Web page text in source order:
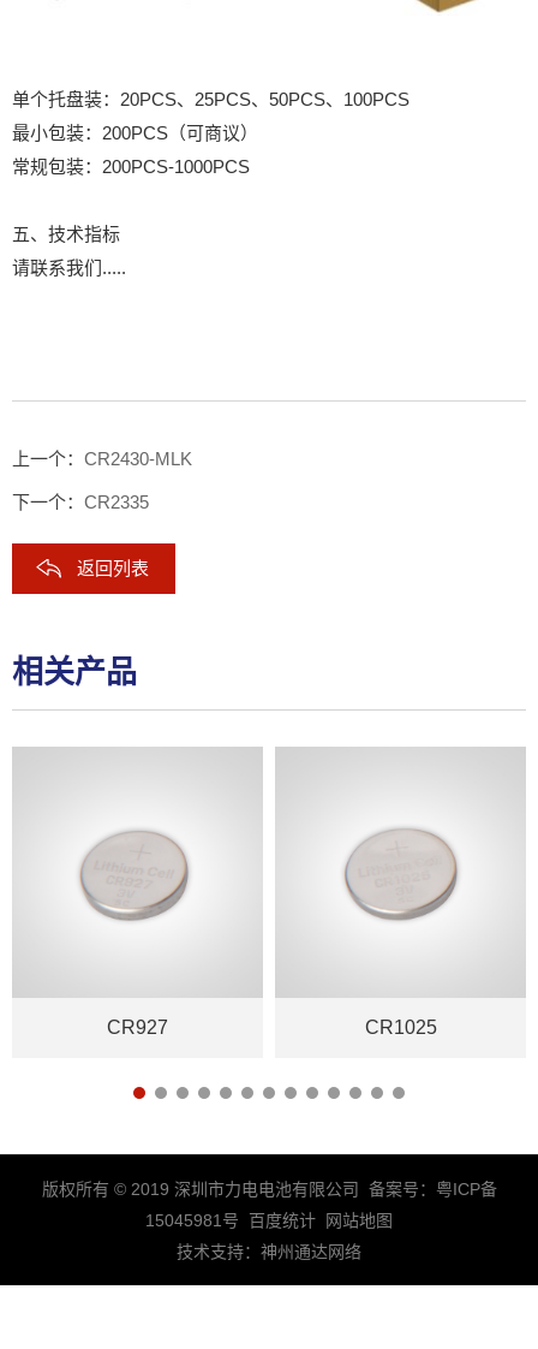
单个托盘装：20PCS、25PCS、50PCS、100PCS
最小包装：200PCS（可商议）
常规包装：200PCS-1000PCS
五、技术指标
请联系我们.....
上一个： CR2430-MLK
下一个： CR2335
返回列表
相关产品
CR927 CR1025
版权所有 © 2019 深圳市力电电池有限公司 备案号： 粤ICP备
15045981号
百度统计
网站地图
技术支持： 神州通达网络